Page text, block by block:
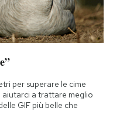
per superare le cime
a trattare meglio
GIF più belle che